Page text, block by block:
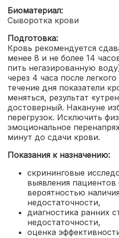
Биоматериал:
Сыворотка крови
Подготовка:
Кровь рекомендуется
менее 8 и не более 14
пить негазированную
через 4 часа после
течение дня показатели
меняться, результат
достоверный. Накануне
перегрузок. Исключить
эмоциональное
минут до сдачи крови.
Показания к назначению:
скрининговые
выявления
вероятностью
недостаточности,
диагностика ранних
недостаточности,
оценка